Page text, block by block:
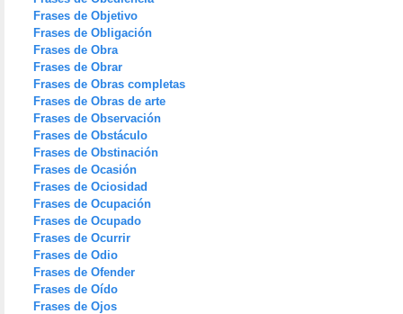
Frases de Objetivo
Frases de Obligación
Frases de Obra
Frases de Obrar
Frases de Obras completas
Frases de Obras de arte
Frases de Observación
Frases de Obstáculo
Frases de Obstinación
Frases de Ocasión
Frases de Ociosidad
Frases de Ocupación
Frases de Ocupado
Frases de Ocurrir
Frases de Odio
Frases de Ofender
Frases de Oído
Frases de Ojos